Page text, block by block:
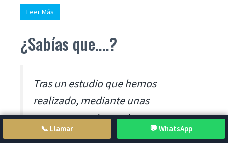
Leer Más
¿Sabías que....?
Tras un estudio que hemos
realizado, mediante unas
encuestas en la que han
participado 142 personas, todas
📞 Llamar 💬 WhatsApp